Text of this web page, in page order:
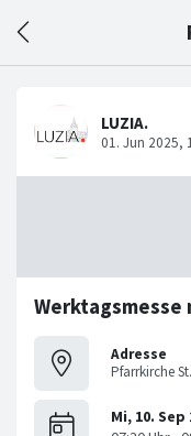
Werktagsmesse
Adresse
Pfarrkirche